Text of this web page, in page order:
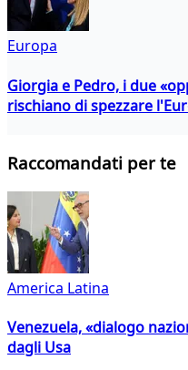
Europa
Giorgia e Pedro, i due
rischiano di spezzare
Raccomandati per te
America Latina
Venezuela, «dialogo
dagli Usa